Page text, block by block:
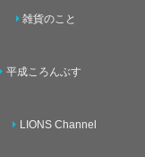
雑貨のこと
平成ころんぶす
LIONS Channel